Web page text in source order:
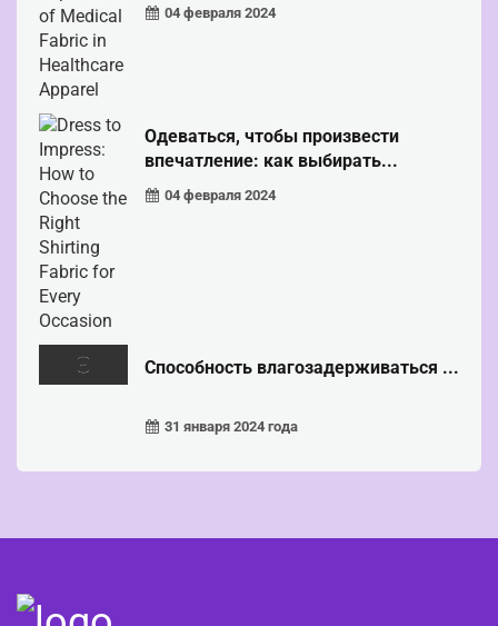
04 февраля 2024
Одеваться, чтобы произвести
впечатление: как выбирать...
04 февраля 2024
Способность влагозадерживаться ...
31 января 2024 года